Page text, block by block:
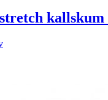
kallskum